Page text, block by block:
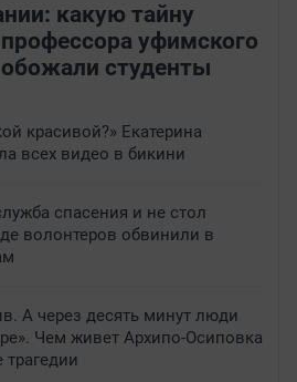
какую тайну
уфимского
обожали студенты
красивой?» Екатерина
всех видео в бикини
спасения и не стол
волонтеров обвинили в
А через десять минут люди
Чем живет Архипо-Осиповка